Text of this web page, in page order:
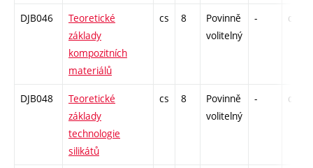
DJB046
Teoretické
základy
kompozitních
materiálů
cs 8
Povinně
volitelný
- drzk
DJB048
Teoretické
základy
technologie
silikátů
cs 8
Povinně
volitelný
- drzk